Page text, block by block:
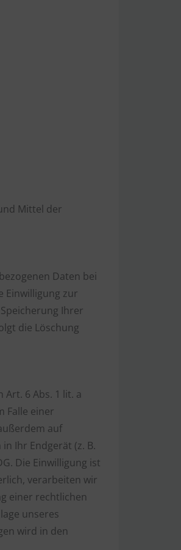
Mittel der
Daten bei
Einwilligung zur
Ihrer
die Löschung
6 Abs. 1 lit. a
Falle einer
auf
Ihr Endgerät (z. B.
Die Einwilligung ist
verarbeiten wir
einer rechtlichen
unseres
wird in den